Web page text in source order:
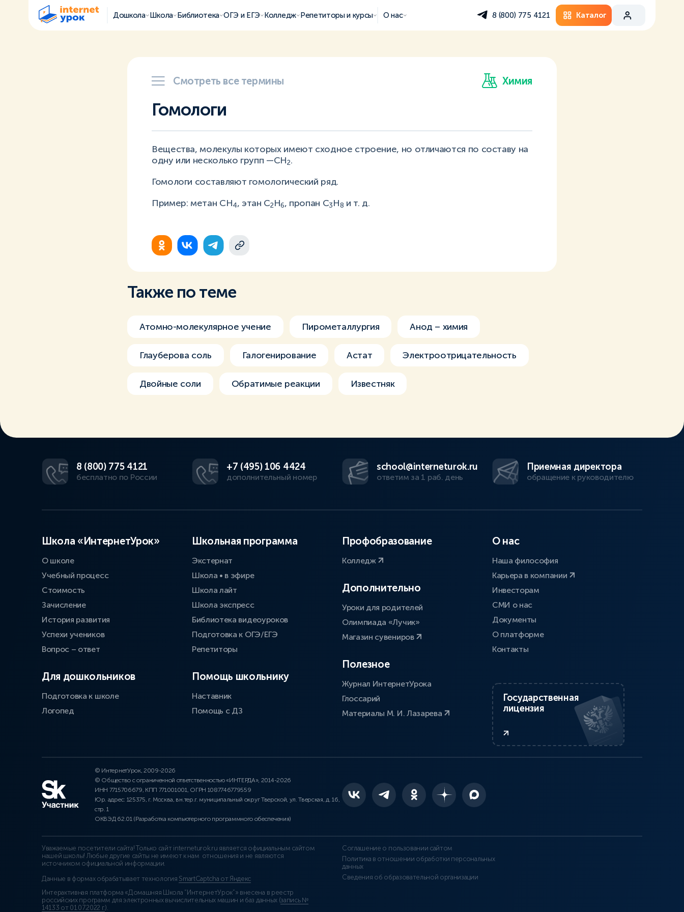
Дошкола Школа Библиотека ОГЭ и ЕГЭ Колледж Репетиторы и курсы О нас 8 (800) 775 4121 Каталог
Смотреть все термины Химия
Гомологи
Вещества, молекулы которых имеют сходное строение, но отличаются по составу на
одну или несколько групп —CH2.
Гомологи составляют гомологический ряд.
Пример: метан CH4, этан C2H6, пропан С3 H8 и т. д.
Также по теме
Атомно-молекулярное учение Пирометаллургия Анод – химия
Глауберова соль Галогенирование Астат Электроотрицательность
Двойные соли Обратимые реакции Известняк
8 (800) 775 4121
бесплатно по России
+7 (495) 106 4424
дополнительный номер
school@interneturok.ru
ответим за 1 раб. день
Приемная директора
обращение к руководителю
Школа «ИнтернетУрок»
О школе
Учебный процесс
Стоимость
Зачисление
История развития
Успехи учеников
Вопрос – ответ
Для дошкольников
Подготовка к школе
Логопед
Школьная программа
Экстернат
Школа • в эфире
Школа лайт
Школа экспресс
Библиотека видеоуроков
Подготовка к ОГЭ/ЕГЭ
Репетиторы
Помощь школьнику
Наставник
Помощь с ДЗ
Профобразование
Колледж
Дополнительно
Уроки для родителей
Олимпиада «Лучик»
Магазин сувениров
Полезное
Журнал ИнтернетУрока
Глоссарий
Материалы М. И. Лазарева
О нас
Наша философия
Карьера в компании
Инвесторам
СМИ о нас
Документы
О платформе
Контакты
Государственная
лицензия
© ИнтернетУрок, 2009-2026
© Общество с ограниченной ответственностью «ИНТЕРДА», 2014-2026
ИНН 7715706679, КПП 771001001, ОГРН 1087746779559
Юр. адрес: 125375, г. Москва, вн.тер.г. муниципальный округ Тверской, ул. Тверская, д. 16,
стр. 1
ОКВЭД 62.01 (Разработка компьютерного программного обеспечения)
Уважаемые посетители сайта! Только сайт interneturok.ru является официальным сайтом
нашей школы! Любые другие сайты не имеют к нам отношения и не являются
источником официальной информации.
Данные в формах обрабатывает технология SmartCaptcha от Яндекс
Интерактивная платформа «Домашняя Школа “ИнтернетУрок”» внесена в реестр
российских программ для электронных вычислительных машин и баз данных (запись №
14133 от 01.07.2022 г.).
Соглашение о пользовании сайтом
Политика в отношении обработки персональных
данных
Сведения об образовательной организации